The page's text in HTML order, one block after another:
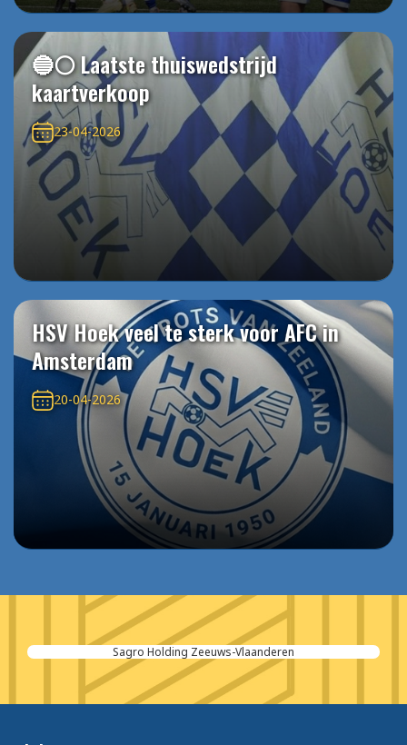
🔵⚪️ Laatste thuiswedstrijd
kaartverkoop
23-04-2026
HSV Hoek veel te sterk voor AFC in
Amsterdam
20-04-2026
Sagro Holding Zeeuws-Vlaanderen